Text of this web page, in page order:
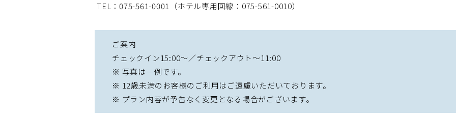
TEL：075-561-0001（ホテル専用回線：075-561-0010）
ご案内
チェックイン15:00～／チェックアウト～11:00
※ 写真は一例です。
※ 12歳未満のお客様のご利用はご遠慮いただいております。
※ プラン内容が予告なく変更となる場合がございます。